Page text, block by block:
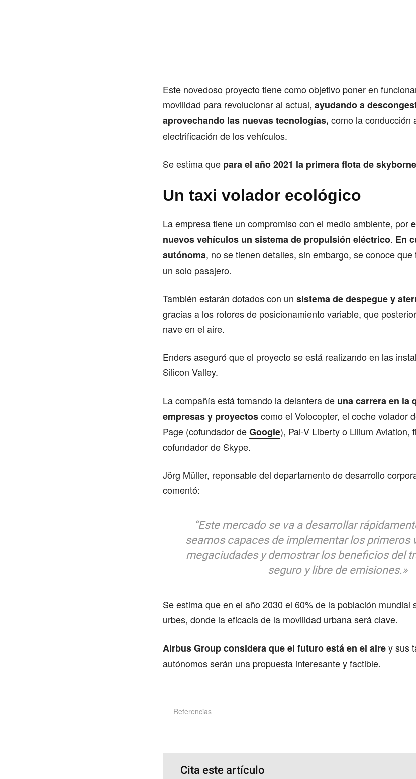
Este novedoso proyecto tiene como objetivo poner en
movilidad para revolucionar al actual, ayudando a
aprovechando las nuevas tecnologías, como la conducción
electrificación de los vehículos.
Se estima que para el año 2021 la primera flota de
Un taxi volador ecológico
La empresa tiene un compromiso con el medio ambiente, por
nuevos vehículos un sistema de propulsión eléctrico. En
autónoma, no se tienen detalles, sin embargo, se conoce
un solo pasajero.
También estarán dotados con un sistema de despegue y
gracias a los rotores de posicionamiento variable, que
nave en el aire.
Enders aseguró que el proyecto se está realizando en las
Silicon Valley.
La compañía está tomando la delantera de una carrera en la
empresas y proyectoscomo el Volocopter, el coche volador
Page (cofundador deGoogle), Pal-V Liberty o Lilium Aviation,
cofundador de Skype.
Jörg Müller, reponsable del departamento de desarrollo
comentó:
“Este mercado se va a desarrollar
seamos capaces de implementar los primeros
megaciudades y demostrar los beneficios del
seguro y libre de emisiones.»
Se estima que en el año 2030 el 60% de la población mundial
urbes, donde la eficacia de la movilidad urbana será clave.
Airbus Group considera que el futuro está en el airey sus
autónomos serán una propuesta interesante y factible.
Referencias
Cita este artículo